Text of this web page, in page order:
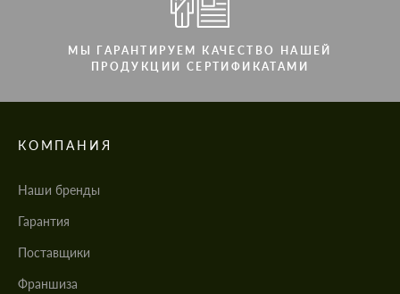
МЫ ГАРАНТИРУЕМ КАЧЕСТВО НАШЕЙ
ПРОДУКЦИИ СЕРТИФИКАТАМИ
КОМПАНИЯ
Наши бренды
Гарантия
Поставщики
Франшиза